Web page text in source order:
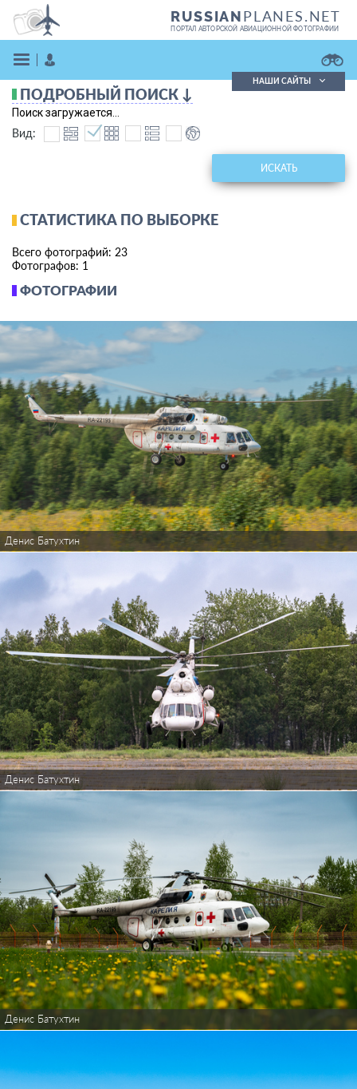
RUSSIANPLANES.NET
ПОРТАЛ АВТОРСКОЙ АВИАЦИОННОЙ ФОТОГРАФИИ
Поиск в реестре
Кратко
Подробно
НАШИ САЙТЫ
ФОТОГРАФИИ
Денис Батухтин
Денис Батухтин
Денис Батухтин
ПОДРОБНЫЙ ПОИСК ↓
Поиск загружается...
Вид:
ИСКАТЬ
СТАТИСТИКА ПО ВЫБОРКЕ
Всего фотографий: 23
Фотографов: 1